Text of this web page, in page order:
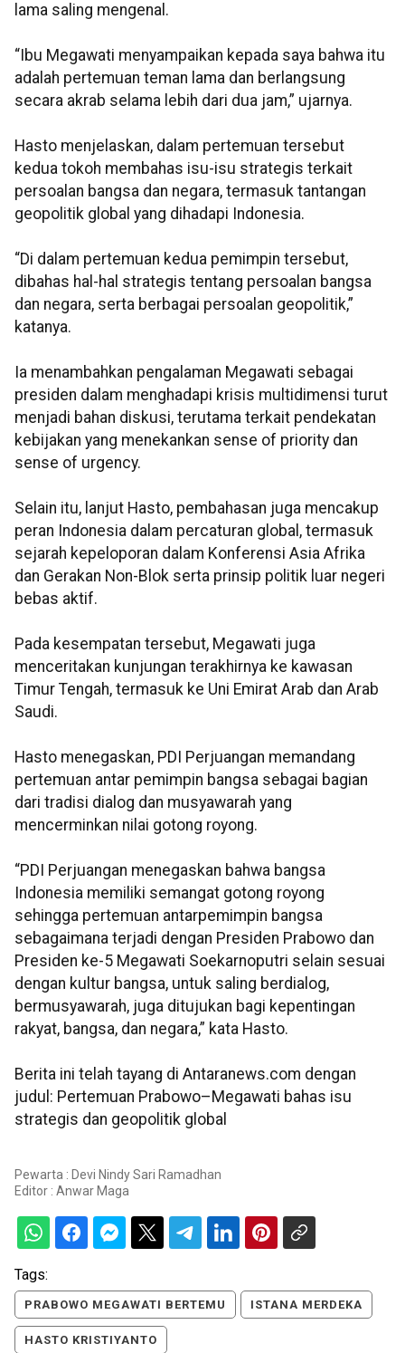
lama saling mengenal.
“Ibu Megawati menyampaikan kepada saya bahwa itu
adalah pertemuan teman lama dan berlangsung
secara akrab selama lebih dari dua jam,” ujarnya.
Hasto menjelaskan, dalam pertemuan tersebut
kedua tokoh membahas isu-isu strategis terkait
persoalan bangsa dan negara, termasuk tantangan
geopolitik global yang dihadapi Indonesia.
“Di dalam pertemuan kedua pemimpin tersebut,
dibahas hal-hal strategis tentang persoalan bangsa
dan negara, serta berbagai persoalan geopolitik,”
katanya.
Ia menambahkan pengalaman Megawati sebagai
presiden dalam menghadapi krisis multidimensi turut
menjadi bahan diskusi, terutama terkait pendekatan
kebijakan yang menekankan sense of priority dan
sense of urgency.
Selain itu, lanjut Hasto, pembahasan juga mencakup
peran Indonesia dalam percaturan global, termasuk
sejarah kepeloporan dalam Konferensi Asia Afrika
dan Gerakan Non-Blok serta prinsip politik luar negeri
bebas aktif.
Pada kesempatan tersebut, Megawati juga
menceritakan kunjungan terakhirnya ke kawasan
Timur Tengah, termasuk ke Uni Emirat Arab dan Arab
Saudi.
Hasto menegaskan, PDI Perjuangan memandang
pertemuan antar pemimpin bangsa sebagai bagian
dari tradisi dialog dan musyawarah yang
mencerminkan nilai gotong royong.
“PDI Perjuangan menegaskan bahwa bangsa
Indonesia memiliki semangat gotong royong
sehingga pertemuan antarpemimpin bangsa
sebagaimana terjadi dengan Presiden Prabowo dan
Presiden ke-5 Megawati Soekarnoputri selain sesuai
dengan kultur bangsa, untuk saling berdialog,
bermusyawarah, juga ditujukan bagi kepentingan
rakyat, bangsa, dan negara,” kata Hasto.
Berita ini telah tayang di Antaranews.com dengan
judul: Pertemuan Prabowo–Megawati bahas isu
strategis dan geopolitik global
Pewarta : Devi Nindy Sari Ramadhan
Editor : Anwar Maga
Tags:
PRABOWO MEGAWATI BERTEMU ISTANA MERDEKA
HASTO KRISTIYANTO